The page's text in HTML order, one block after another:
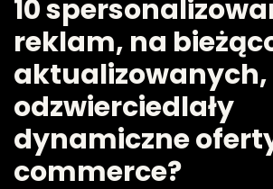
10
reklam, na
odzwierciedlały
dynamiczne
commerce?